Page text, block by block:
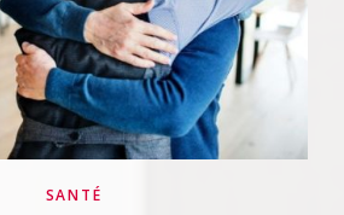
SANTÉ